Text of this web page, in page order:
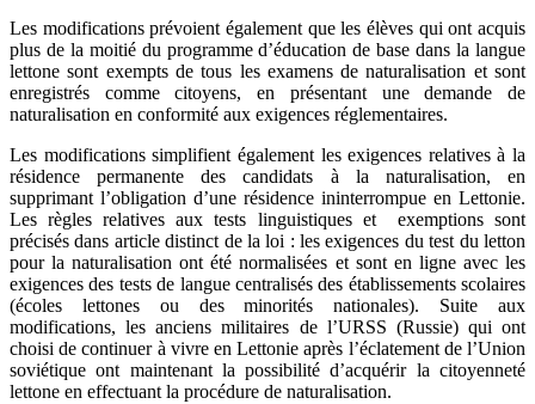
Les modifications prévoient également que les élèves qui ont acquis
plus de la moitié du programme d’éducation de base dans la langue
lettone sont exempts de tous les examens de naturalisation et sont
enregistrés comme citoyens, en présentant une demande de
naturalisation en conformité aux exigences réglementaires.
Les modifications simplifient également les exigences relatives à la
résidence permanente des candidats à la naturalisation, en
supprimant l’obligation d’une résidence ininterrompue en Lettonie.
Les règles relatives aux tests linguistiques et exemptions sont
précisés dans article distinct de la loi : les exigences du test du letton
pour la naturalisation ont été normalisées et sont en ligne avec les
exigences des tests de langue centralisés des établissements scolaires
(écoles lettones ou des minorités nationales). Suite aux
modifications, les anciens militaires de l’URSS (Russie) qui ont
choisi de continuer à vivre en Lettonie après l’éclatement de l’Union
soviétique ont maintenant la possibilité d’acquérir la citoyenneté
lettone en effectuant la procédure de naturalisation.